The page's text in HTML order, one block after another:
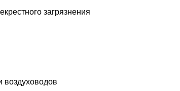
загрязнения
воздуховодов